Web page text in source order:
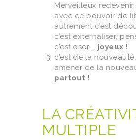
Merveilleux
avec ce pouvoir de
autrement c’est
c’est externaliser,
c’est oser … joyeux !
c’est de la
amener de la
partout !
LA
MULTIPLE